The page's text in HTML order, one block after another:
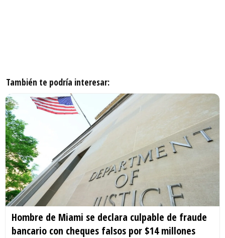
También te podría interesar:
Hombre de Miami se declara culpable de fraude
bancario con cheques falsos por $14 millones